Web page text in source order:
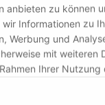
anbieten zu können
Informationen zu
Werbung und
mit weiteren
Ihrer